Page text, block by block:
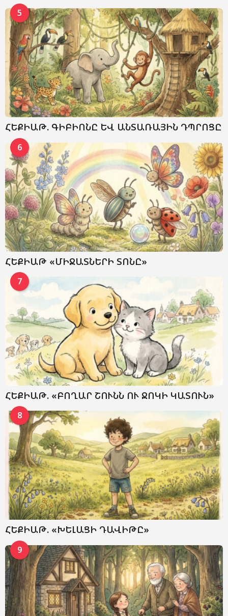
5
ՀԵՔԻԱԹ. ԳԻԲԻՈՆԸ ԵՎ ԱՆՏԱՌԱՅԻՆ ԴՊՐՈՑԸ
6
ՀԵՔԻԱԹ «ՄԻՋԱՏՆԵՐԻ ՏՈՆԸ»
7
ՀԵՔԻԱԹ. «ԲՈՂԱՐ ՇՈՒՆՆ ՈՒ ՋՈԿԻ ԿԱՏՈՒՆ»
8
ՀԵՔԻԱԹ. «ԽԵԼԱՑԻ ԴԱՎԻԹԸ»
9